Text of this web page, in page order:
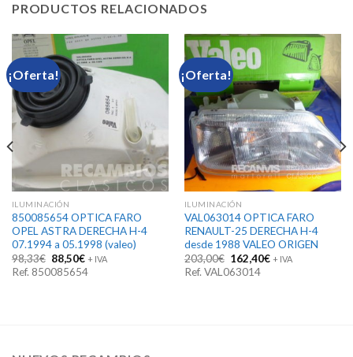
PRODUCTOS RELACIONADOS
¡Oferta!
ILUMINACIÓN
850085654 OPTICA FARO
OPEL ASTRA DERECHA H-4
07.1994 a 05.1998 (valeo)
98,33€ El
precio
original
88,50€El
precio
actual
+ IVA
Ref. 850085654
¡Oferta!
ILUMINACIÓN
VAL063014 OPTICA FARO
RENAULT-25 DERECHA H-4
desde 1988 VALEO ORIGEN
203,00€ El
precio
original
162,40€El+ IVA
Ref. VAL063014